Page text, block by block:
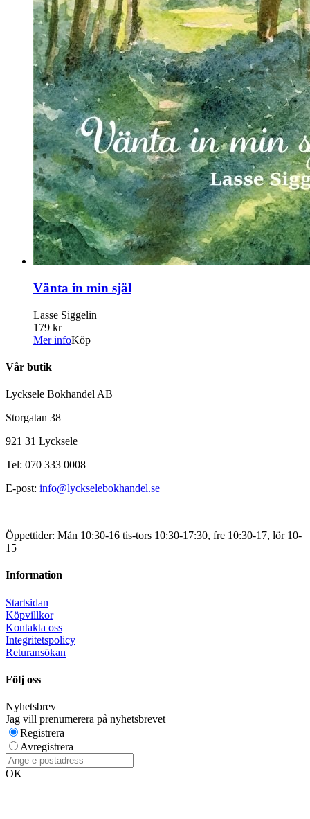
Vänta in min själ
Lasse Siggelin
179 kr
Mer infoKöp
Vår butik
Lycksele Bokhandel AB
Storgatan 38
921 31 Lycksele
Tel: 070 333 0008
E-post: info@lyckselebokhandel.se
Öppettider: Mån 10:30-16 tis-tors 10:30-17:30, fre 10:30-17, lör 10-
15
Information
Startsidan
Köpvillkor
Kontakta oss
Integritetspolicy
Returansökan
Följ oss
Nyhetsbrev
Jag vill prenumerera på nyhetsbrevet
Registrera
Avregistrera
OK